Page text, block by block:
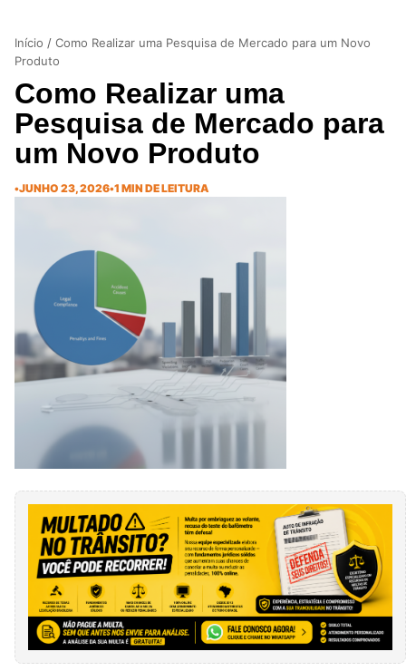
Início / Como Realizar uma Pesquisa de Mercado para um Novo
Produto
Como Realizar uma
Pesquisa de Mercado para
um Novo Produto
•JUNHO 23, 2026•1 MIN DE LEITURA